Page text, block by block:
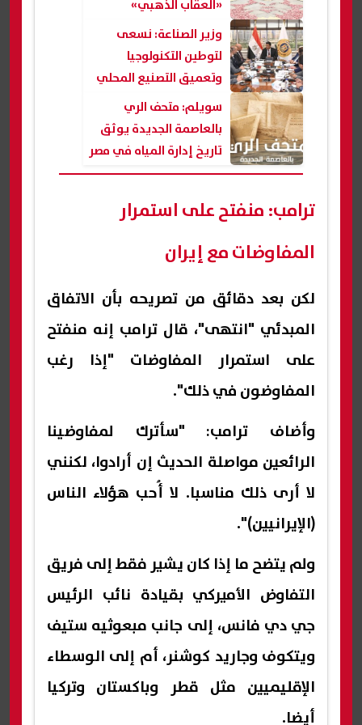
«العُقاب الذهبي»
وزير الصناعة: نسعى
لتوطين التكنولوجيا
وتعميق التصنيع المحلي
سويلم: متحف الري
بالعاصمة الجديدة يوثق
تاريخ إدارة المياه في مصر
ويجسد ريادتها الحضارية
ترامب: منفتح على استمرار
المفاوضات مع إيران
لكن بعد دقائق من تصريحه بأن الاتفاق
المبدئي "انتهى"، قال ترامب إنه منفتح
على استمرار المفاوضات "إذا رغب
المفاوضون في ذلك".
وأضاف ترامب: "سأترك لمفاوضينا
الرائعين مواصلة الحديث إن أرادوا، لكنني
لا أرى ذلك مناسبا. لا أُحب هؤلاء الناس
(الإيرانيين)".
ولم يتضح ما إذا كان يشير فقط إلى فريق
التفاوض الأميركي بقيادة نائب الرئيس
جي دي فانس، إلى جانب مبعوثيه ستيف
ويتكوف وجاريد كوشنر، أم إلى الوسطاء
الإقليميين مثل قطر وباكستان وتركيا
أيضا.